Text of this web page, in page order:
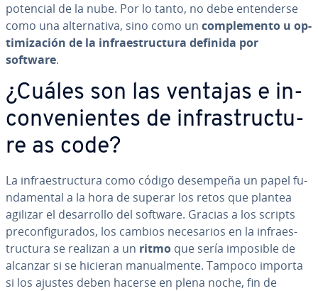
potencial de la nube. Por lo tanto, no debe en­te­n­de­r­se
como una al­te­r­na­ti­va, sino como un co­m­ple­me­n­to u op­
ti­mi­za­ción de la in­frae­s­tru­c­tu­ra definida por
software.
¿Cuáles son las ventajas e in­
co­n­ve­nie­n­tes de in­fra­s­tru­c­tu­
re as code?
La in­frae­s­tru­c­tu­ra como código desempeña un papel fu­
n­da­me­n­tal a la hora de superar los retos que plantea
agilizar el de­sa­rro­llo del software. Gracias a los scripts
pre­co­n­fi­gu­ra­dos, los cambios ne­ce­sa­rios en la in­frae­s­
tru­c­tu­ra se realizan a un ritmo que sería imposible de
alcanzar si se hicieran ma­nua­l­me­n­te. Tampoco importa
si los ajustes deben hacerse en plena noche, fin de